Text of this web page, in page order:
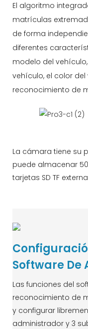
El algoritmo
matrículas
de forma
diferentes
modelo del
vehículo, el color del
reconocimiento de
La cámara tiene su
puede almacenar
tarjetas SD TF
Software
Las funciones del
reconocimiento de
y configurar
administrador y 3